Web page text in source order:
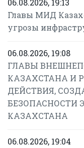
06.08.2026, 19:13
Главы МИД
угрозы
06.08.2026, 19:08
ГЛАВЫ
КАЗАХСТАНА И
ДЕЙСТВИЯ,
БЕЗОПАСНОСТИ
КАЗАХСТАНА
06.08.2026, 19:04